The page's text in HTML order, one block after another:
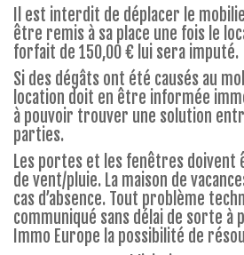
Il est interdit de déplacer le
être remis à sa place une fois le
forfait de 150,00 € lui sera imputé.
Si des dégâts ont été causés au
location doit en être informée
à pouvoir trouver une solution
parties.
Les portes et les fenêtres doivent
de vent/pluie. La maison de
cas d’absence. Tout problème
communiqué sans délai de sorte à
Immo Europe la possibilité de